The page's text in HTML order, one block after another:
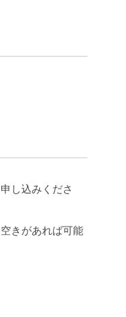
し込みくださ
きがあれば可能